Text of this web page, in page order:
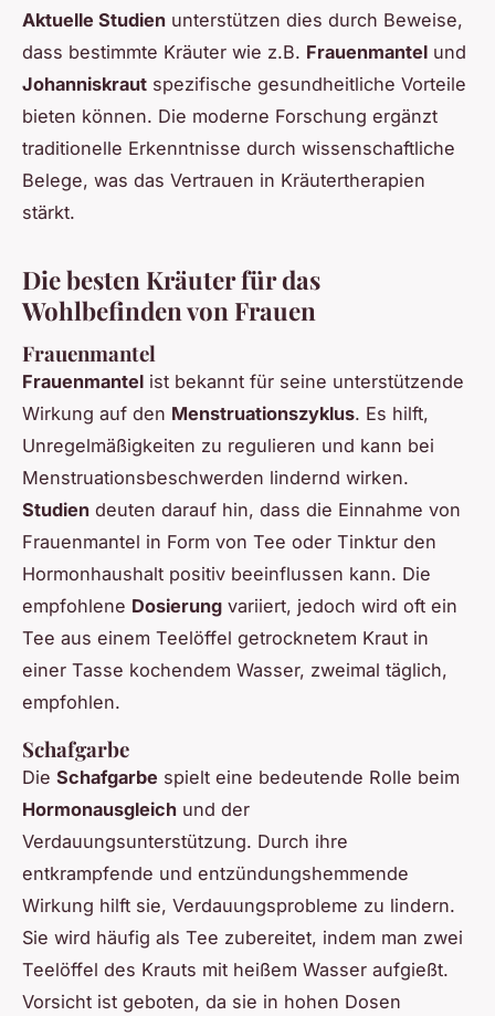
Aktuelle Studien unterstützen dies durch Beweise,
dass bestimmte Kräuter wie z.B. Frauenmantel und
Johanniskraut spezifische gesundheitliche Vorteile
bieten können. Die moderne Forschung ergänzt
traditionelle Erkenntnisse durch wissenschaftliche
Belege, was das Vertrauen in Kräutertherapien
stärkt.
Die besten Kräuter für das
Wohlbefinden von Frauen
Frauenmantel
Frauenmantel ist bekannt für seine unterstützende
Wirkung auf den Menstruationszyklus. Es hilft,
Unregelmäßigkeiten zu regulieren und kann bei
Menstruationsbeschwerden lindernd wirken.
Studien deuten darauf hin, dass die Einnahme von
Frauenmantel in Form von Tee oder Tinktur den
Hormonhaushalt positiv beeinflussen kann. Die
empfohlene Dosierung variiert, jedoch wird oft ein
Tee aus einem Teelöffel getrocknetem Kraut in
einer Tasse kochendem Wasser, zweimal täglich,
empfohlen.
Schafgarbe
Die Schafgarbe spielt eine bedeutende Rolle beim
Hormonausgleich und der
Verdauungsunterstützung. Durch ihre
entkrampfende und entzündungshemmende
Wirkung hilft sie, Verdauungsprobleme zu lindern.
Sie wird häufig als Tee zubereitet, indem man zwei
Teelöffel des Krauts mit heißem Wasser aufgießt.
Vorsicht ist geboten, da sie in hohen Dosen